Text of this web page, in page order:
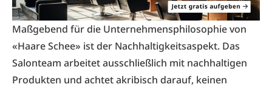
Maßgebend für die Unternehmensphilosophie von
«Haare Schee» ist der Nachhaltigkeitsaspekt. Das
Salonteam arbeitet ausschließlich mit nachhaltigen
Produkten und achtet akribisch darauf, keinen